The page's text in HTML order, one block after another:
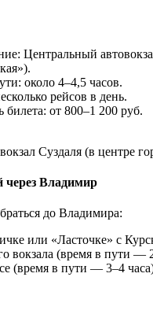
Центральный
около 4–4,5 часов.
рейсов в день.
билета: от 800–1 200 руб.
Суздаля (в центре
через Владимир
до Владимира:
или «Ласточке» с
вокзала (время в пути —
(время в пути — 3–4